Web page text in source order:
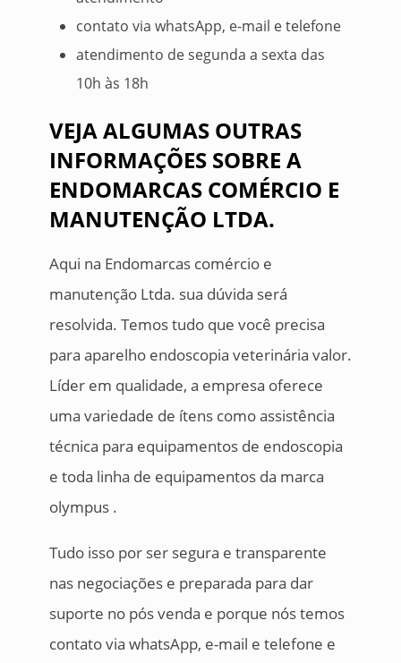
contato via whatsApp, e-mail e telefone
atendimento de segunda a sexta das
10h às 18h
VEJA ALGUMAS OUTRAS
INFORMAÇÕES SOBRE A
ENDOMARCAS COMÉRCIO E
MANUTENÇÃO LTDA.
Aqui na Endomarcas comércio e
manutenção Ltda. sua dúvida será
resolvida. Temos tudo que você precisa
para aparelho endoscopia veterinária valor.
Líder em qualidade, a empresa oferece
uma variedade de ítens como assistência
técnica para equipamentos de endoscopia
e toda linha de equipamentos da marca
olympus .
Tudo isso por ser segura e transparente
nas negociações e preparada para dar
suporte no pós venda e porque nós temos
contato via whatsApp, e-mail e telefone e